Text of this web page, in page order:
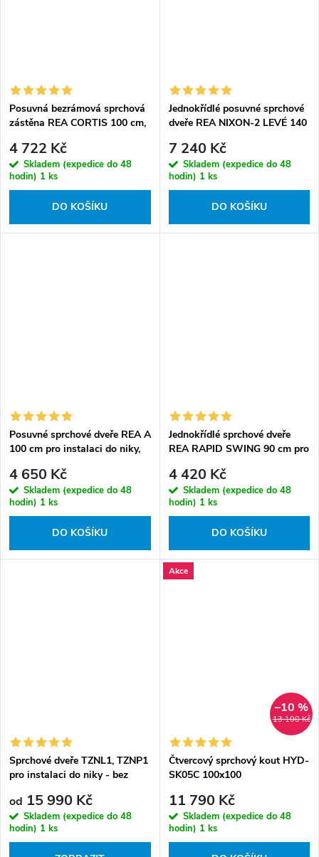
Posuvná bezrámová sprchová
zástěna REA CORTIS 100 cm,
vaničky
4 722 Kč
Skladem (expedice do 48
hodin) 1 ks
DO KOŠÍKU
Jednokřídlé posuvné sprchové
dveře REA NIXON-2 LEVÉ 140
chrom/transparent - bez
vaničky
7 240 Kč
Skladem (expedice do 48
hodin) 1 ks
DO KOŠÍKU
Posuvné sprchové dveře REA ALEX
100 cm pro instalaci do niky,
4 650 Kč
Skladem (expedice do 48
hodin) 1 ks
DO KOŠÍKU
Jednokřídlé sprchové dveře
REA RAPID SWING 90 cm pro
černé/transparent - bez
vaničky
4 420 Kč
Skladem (expedice do 48
hodin) 1 ks
DO KOŠÍKU
Sprchové dveře TZNL1, TZNP1
pro instalaci do niky - bez
od 15 990 Kč
Skladem (expedice do 48
hodin) 1 ks
Akce
13 100 Kč
–10 %
Čtvercový sprchový kout HYD-
SK05C 100x100
vaničky
11 790 Kč
Skladem (expedice do 48
hodin) 1 ks